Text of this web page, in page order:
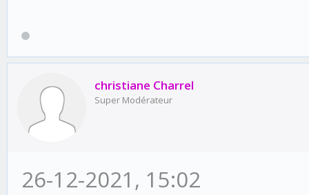
christiane Charrel
Super Modérateur
26-12-2021, 15:02